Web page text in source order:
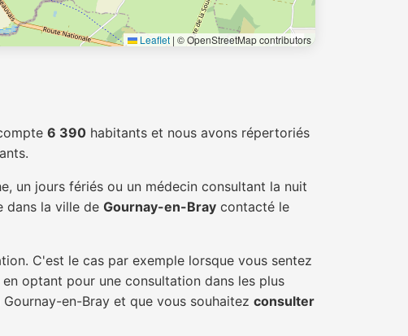
Leaflet | © OpenStreetMap contributors
6 390 habitants et nous avons répertoriés
un jours fériés ou un médecin consultant la nuit
dans la ville de Gournay-en-Bray contacté le
C'est le cas par exemple lorsque vous sentez
optant pour une consultation dans les plus
en-Bray et que vous souhaitez consulter